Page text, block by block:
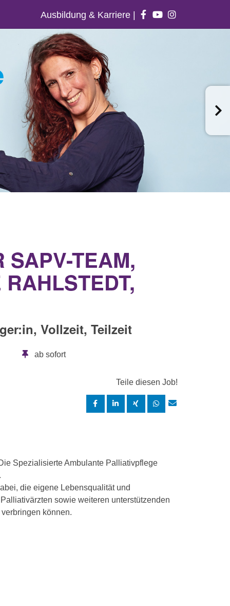
Ausbildung & Karriere |
SAPV-TEAM,
Vollzeit, Teilzeit
ab sofort
Teile diesen Job!
Spezialisierte Ambulante Palliativpflege
die eigene Lebensqualität und
sowie weiteren unterstützenden
können.